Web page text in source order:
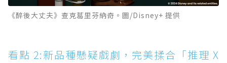
《醉後大丈夫》查克葛里芬納奇。圖/Disney+ 提供
看點 2:新品種懸疑戲劇，完美揉合「推理 X